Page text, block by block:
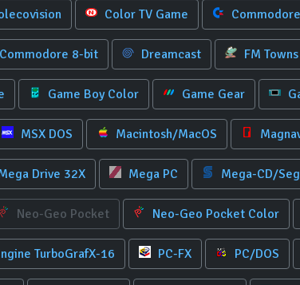
Color TV Game
Commodore 8-bit Dreamcast FM
Game Boy Color Game Gear
MSX DOS Macintosh/MacOS
Drive 32X Mega PC Mega-CD/
Neo-Geo Pocket Neo-Geo Pocket Color
TurboGrafX-16 PC-FX PC/DOS